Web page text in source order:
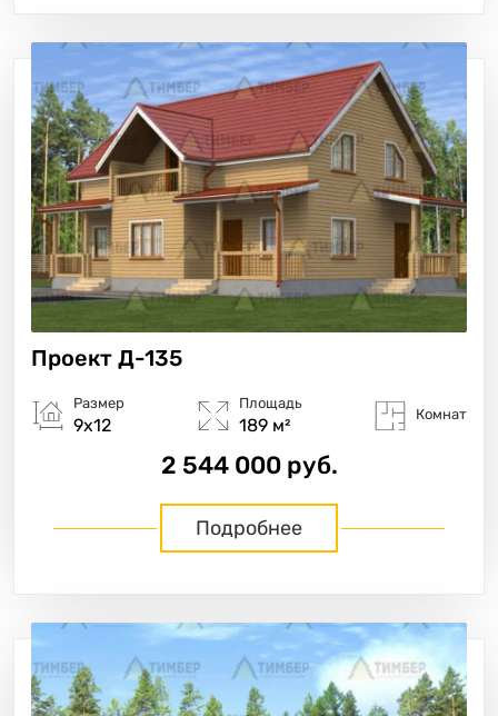
Проект Д-135
Размер
9х12
Площадь
189 м²
Комнат
2 544 000 руб.
Подробнее